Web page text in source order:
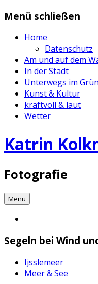
Zum
springen
Menü schließen
Home
Datenschutz
Am und auf dem
In der Stadt
Unterwegs im
Kunst & Kultur
kraftvoll & laut
Wetter
Katrin
Fotografie
Menü
Segeln bei Wind
Ijsslemeer
Meer & See